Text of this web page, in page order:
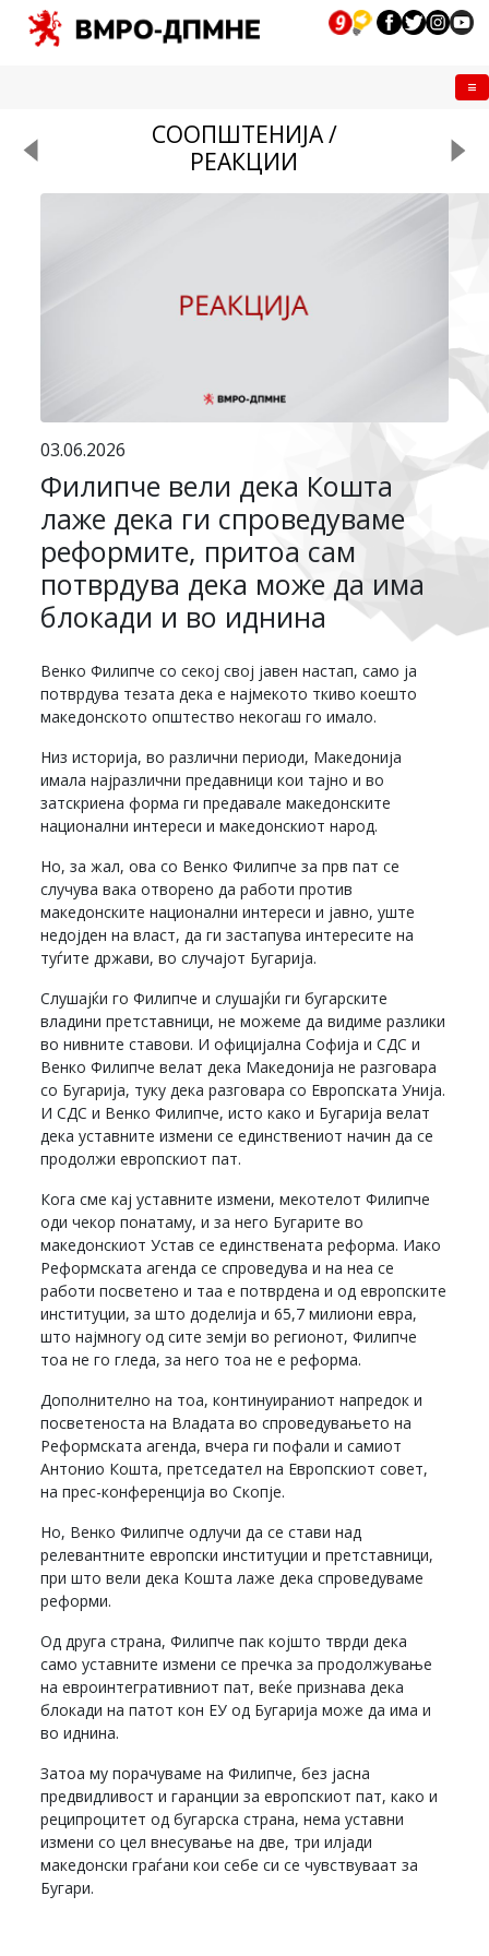
СООПШТЕНИЈА /
РЕАКЦИИ
03.06.2026
Филипче вели дека Кошта
лаже дека ги спроведуваме
реформите, притоа сам
потврдува дека може да има
блокади и во иднина
Венко Филипче со секој свој јавен настап, само ја
потврдува тезата дека е најмекото ткиво коешто
македонското општество некогаш го имало.
Низ историја, во различни периоди, Македонија
имала најразлични предавници кои тајно и во
затскриена форма ги предавале македонските
национални интереси и македонскиот народ.
Но, за жал, ова со Венко Филипче за прв пат се
случува вака отворено да работи против
македонските национални интереси и јавно, уште
недојден на власт, да ги застапува интересите на
туѓите држави, во случајот Бугарија.
Слушајќи го Филипче и слушајќи ги бугарските
владини претставници, не можеме да видиме разлики
во нивните ставови. И официјална Софија и СДС и
Венко Филипче велат дека Македонија не разговара
со Бугарија, туку дека разговара со Европската Унија.
И СДС и Венко Филипче, исто како и Бугарија велат
дека уставните измени се единствениот начин да се
продолжи европскиот пат.
Кога сме кај уставните измени, мекотелот Филипче
оди чекор понатаму, и за него Бугарите во
македонскиот Устав се единствената реформа. Иако
Реформската агенда се спроведува и на неа се
работи посветено и таа е потврдена и од европските
институции, за што доделија и 65,7 милиони евра,
што најмногу од сите земји во регионот, Филипче
тоа не го гледа, за него тоа не е реформа.
Дополнително на тоа, континуираниот напредок и
посветеноста на Владата во спроведувањето на
Реформската агенда, вчера ги пофали и самиот
Антонио Кошта, претседател на Европскиот совет,
на прес-конференција во Скопје.
Но, Венко Филипче одлучи да се стави над
релевантните европски институции и претставници,
при што вели дека Кошта лаже дека спроведуваме
реформи.
Од друга страна, Филипче пак којшто тврди дека
само уставните измени се пречка за продолжување
на евроинтегративниот пат, веќе признава дека
блокади на патот кон ЕУ од Бугарија може да има и
во иднина.
Затоа му порачуваме на Филипче, без јасна
предвидливост и гаранции за европскиот пат, како и
реципроцитет од бугарска страна, нема уставни
измени со цел внесување на две, три илјади
македонски граѓани кои себе си се чувствуваат за
Бугари.